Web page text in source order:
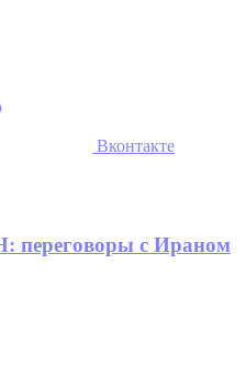
Вконтакте
с Ираном